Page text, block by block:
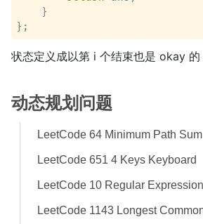
    }
状态定义成以第 i 个结束也是 okay 的
动态规划问题
LeetCode 64 Minimum Path Sum
LeetCode 651 4 Keys Keyboard
LeetCode 10 Regular
LeetCode 1143 Longest